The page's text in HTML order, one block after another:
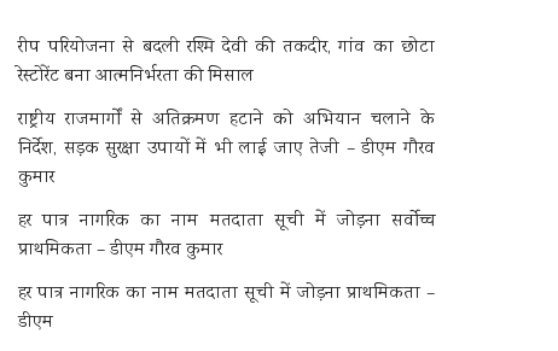
रीप परियोजना से बदली रश्मि देवी की तकदीर, गांव का छोटा
रेस्टोरेंट बना आत्मनिर्भरता की मिसाल
राष्ट्रीय राजमार्गों से अतिक्रमण हटाने को अभियान चलाने के
निर्देश, सड़क सुरक्षा उपायों में भी लाई जाए तेजी – डीएम गौरव
कुमार
हर पात्र नागरिक का नाम मतदाता सूची में जोड़ना सर्वोच्च
प्राथमिकता – डीएम गौरव कुमार
हर पात्र नागरिक का नाम मतदाता सूची में जोड़ना प्राथमिकता –
डीएम